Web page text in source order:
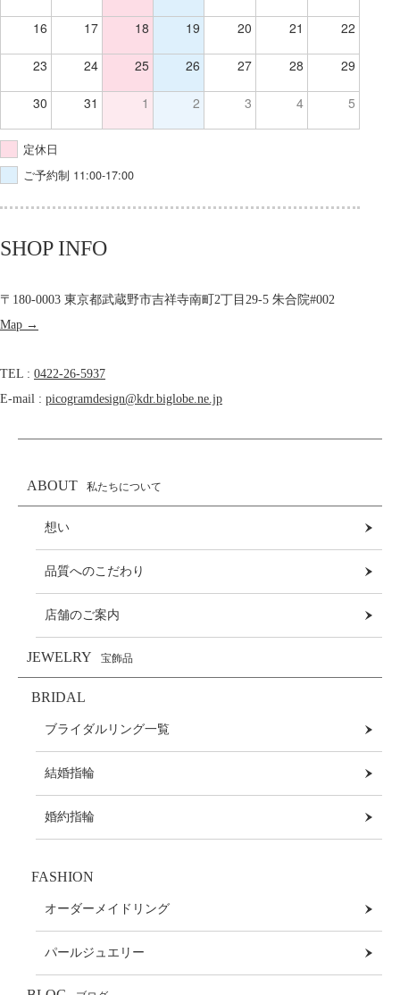
16 17 18 19 20 21 22
23 24 25 26 27 28 29
30 31 1 2 3 4 5
定休日
ご予約制 11:00-17:00
SHOP INFO
〒180-0003 東京都武蔵野市吉祥寺南町2丁目29-5 朱合院#002
Map →
TEL : 0422-26-5937
E-mail : picogramdesign@kdr.biglobe.ne.jp
ABOUT 私たちについて
想い
品質へのこだわり
店舗のご案内
JEWELRY 宝飾品
BRIDAL
ブライダルリング一覧
結婚指輪
婚約指輪
FASHION
オーダーメイドリング
パールジュエリー